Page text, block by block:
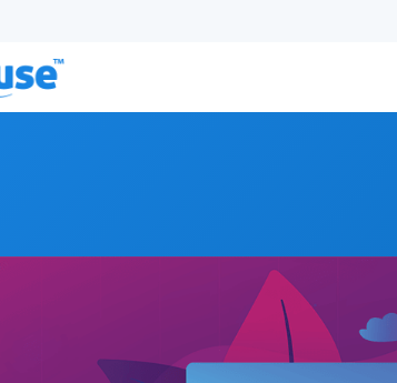
cuando te sientes abrumado con Stuart Goulden